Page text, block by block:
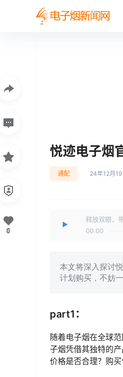
悦迹电子烟
通配 24年12月19
释放双眼，
00:00
本文将深入探讨
计划购买，不妨
part1：
随着电子烟在全球
子烟凭借其独特的
价格是否合理？购
0